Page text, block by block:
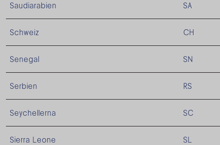
Saudiarabien SA
Schweiz CH
Senegal SN
Serbien RS
Seychellerna SC
Sierra Leone SL